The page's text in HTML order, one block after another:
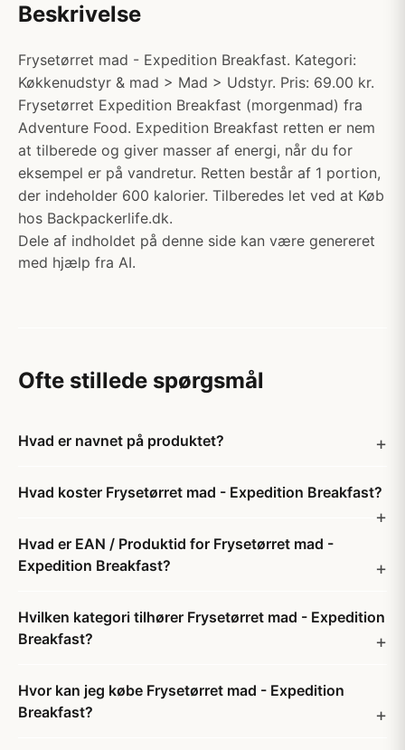
Beskrivelse
Frysetørret mad - Expedition Breakfast. Kategori:
Køkkenudstyr & mad > Mad > Udstyr. Pris: 69.00 kr.
Frysetørret Expedition Breakfast (morgenmad) fra
Adventure Food. Expedition Breakfast retten er nem
at tilberede og giver masser af energi, når du for
eksempel er på vandretur. Retten består af 1 portion,
der indeholder 600 kalorier. Tilberedes let ved at Køb
hos Backpackerlife.dk.
Dele af indholdet på denne side kan være genereret
med hjælp fra AI.
Ofte stillede spørgsmål
Hvad er navnet på produktet?
Hvad koster Frysetørret mad - Expedition Breakfast?
Hvad er EAN / Produktid for Frysetørret mad -
Expedition Breakfast?
Hvilken kategori tilhører Frysetørret mad - Expedition
Breakfast?
Hvor kan jeg købe Frysetørret mad - Expedition
Breakfast?